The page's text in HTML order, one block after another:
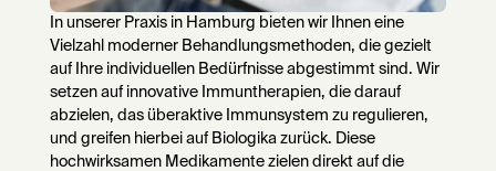
In unserer Praxis in Hamburg bieten wir Ihnen eine
Vielzahl moderner Behandlungsmethoden, die gezielt
auf Ihre individuellen Bedürfnisse abgestimmt sind. Wir
setzen auf innovative Immuntherapien, die darauf
abzielen, das überaktive Immunsystem zu regulieren,
und greifen hierbei auf Biologika zurück. Diese
hochwirksamen Medikamente zielen direkt auf die